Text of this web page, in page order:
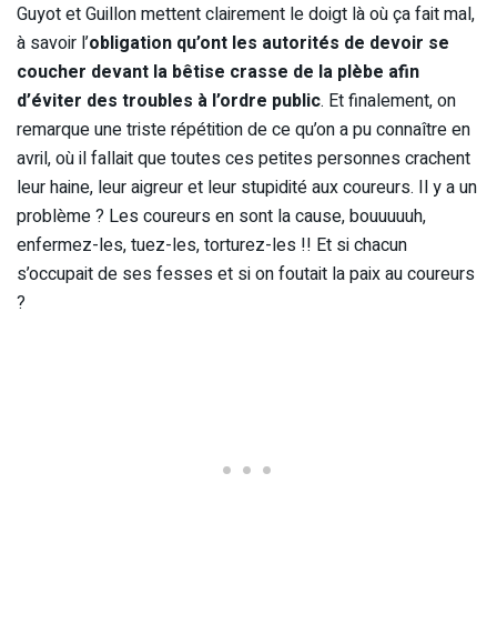
Guyot et Guillon mettent clairement le doigt là où ça fait mal,
à savoir l’obligation qu’ont les autorités de devoir se
coucher devant la bêtise crasse de la plèbe afin
d’éviter des troubles à l’ordre public. Et finalement, on
remarque une triste répétition de ce qu’on a pu connaître en
avril, où il fallait que toutes ces petites personnes crachent
leur haine, leur aigreur et leur stupidité aux coureurs. Il y a un
problème ? Les coureurs en sont la cause, bouuuuuh,
enfermez-les, tuez-les, torturez-les !! Et si chacun
s’occupait de ses fesses et si on foutait la paix au coureurs
?